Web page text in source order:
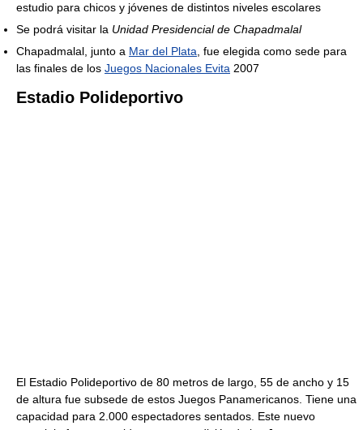
estudio para chicos y jóvenes de distintos niveles escolares
Se podrá visitar la Unidad Presidencial de Chapadmalal
Chapadmalal, junto a Mar del Plata , fue elegida como sede para
las finales de los Juegos Nacionales Evita 2007
Estadio Polideportivo
El Estadio Polideportivo de 80 metros de largo, 55 de ancho y 15
de altura fue subsede de estos Juegos Panamericanos. Tiene una
capacidad para 2.000 espectadores sentados. Este nuevo